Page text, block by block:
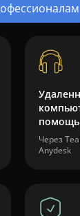
помощь
Через
Anydesk